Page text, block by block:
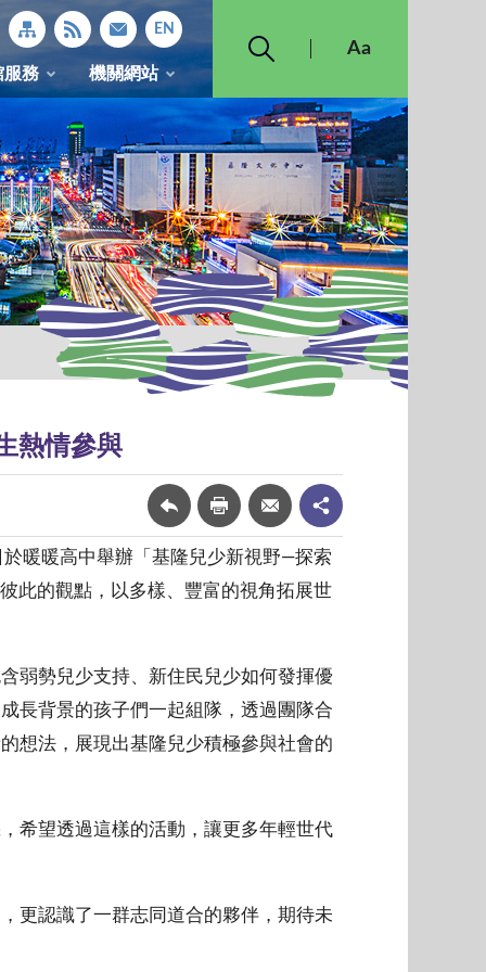
服務 機關網站
熱情參與
暖暖高中舉辦「基隆兒少新視野—探索
此的觀點，以多樣、豐富的視角拓展世
弱勢兒少支持、新住民兒少如何發揮優
長背景的孩子們一起組隊，透過團隊合
想法，展現出基隆兒少積極參與社會的
希望透過這樣的活動，讓更多年輕世代
更認識了一群志同道合的夥伴，期待未